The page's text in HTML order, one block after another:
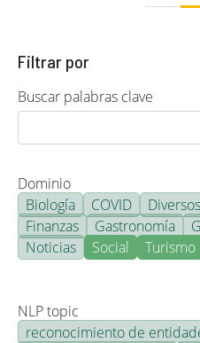
Filtrar por
Buscar palabras clave
Dominio
Biología
COVID Diversos
Finanzas
Gastronomía
Noticias
Social Turismo
NLP topic
reconocimiento de